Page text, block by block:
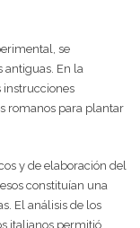
se
antiguas. En la
instrucciones
romanos para plantar
y de elaboración del
constituían una
El análisis de los
italianos permitió